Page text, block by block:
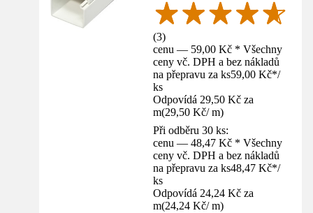
(3)
cenu — 59,00 Kč * Všechny
ceny vč. DPH a bez nákladů
na přepravu za ks59,00 Kč*/
ks
Odpovídá 29,50 Kč za
m(29,50 Kč/ m)
Při odběru 30 ks:
cenu — 48,47 Kč * Všechny
ceny vč. DPH a bez nákladů
na přepravu za ks48,47 Kč*/
ks
Odpovídá 24,24 Kč za
m(24,24 Kč/ m)